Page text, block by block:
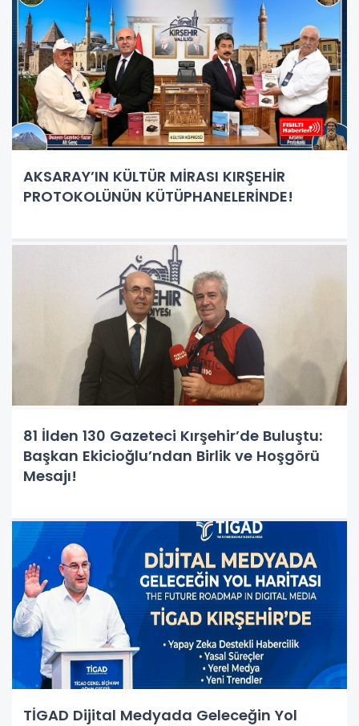
AKSARAY’IN KÜLTÜR MİRASI KIRŞEHİR
PROTOKOLÜNÜN KÜTÜPHANELERİNDE!
81 İlden 130 Gazeteci Kırşehir’de Buluştu:
Başkan Ekicioğlu’ndan Birlik ve Hoşgörü
Mesajı!
TİGAD Dijital Medyada Geleceğin Yol